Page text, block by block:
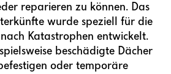
reparieren zu können. Das
wurde speziell für die
Katastrophen entwickelt.
beschädigte Dächer
oder temporäre